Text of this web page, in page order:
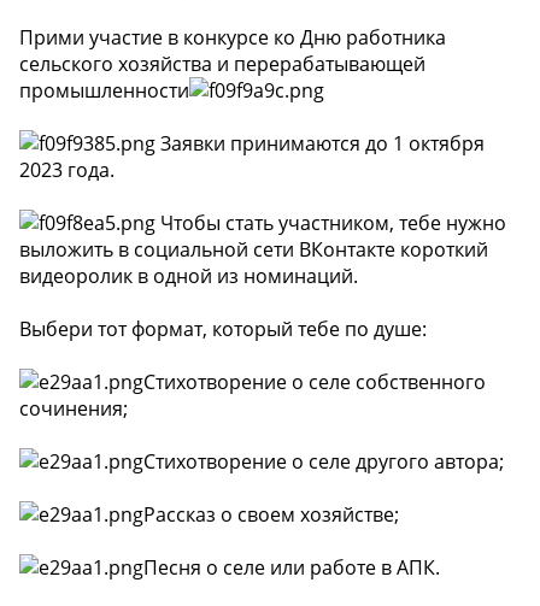
Прими участие в конкурсе ко Дню работника
сельского хозяйства и перерабатывающей
промышленности
Заявки принимаются до 1 октября
2023 года.
Чтобы стать участником, тебе нужно
выложить в социальной сети ВКонтакте короткий
видеоролик в одной из номинаций.
Выбери тот формат, который тебе по душе:
Стихотворение о селе собственного
сочинения;
Стихотворение о селе другого автора;
Рассказ о своем хозяйстве;
Песня о селе или работе в АПК.